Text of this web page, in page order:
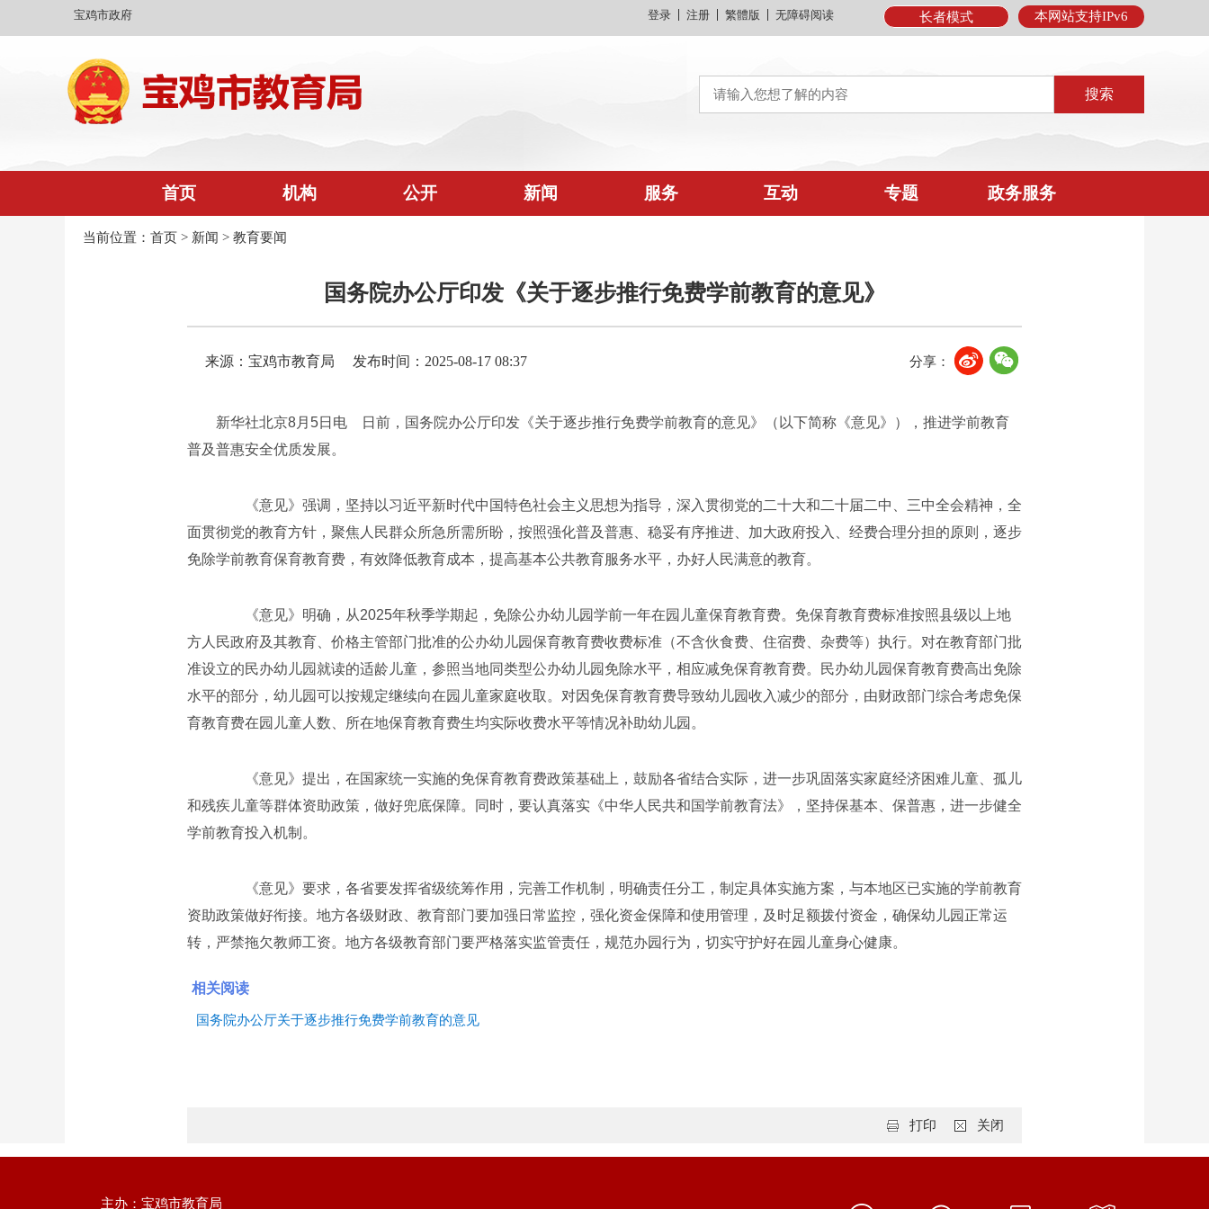
宝鸡市政府 本网站支持IPv6
长者模式
登录 注册 繁體版 无障碍阅读
首页 机构 公开 新闻 服务 互动 专题 政务服务
当前位置： 首页 > 新闻 > 教育要闻
国务院办公厅印发《关于逐步推行免费学前教育的意见》
来源：宝鸡市教育局 发布时间：2025-08-17 08:37 分享：
新华社北京8月5日电 日前，国务院办公厅印发《关于逐步推行免费学前教育的意见》（以下简称《意见》），推进学前教育
普及普惠安全优质发展。
《意见》强调，坚持以习近平新时代中国特色社会主义思想为指导，深入贯彻党的二十大和二十届二中、三中全会精神，全
面贯彻党的教育方针，聚焦人民群众所急所需所盼，按照强化普及普惠、稳妥有序推进、加大政府投入、经费合理分担的原则，逐步
免除学前教育保育教育费，有效降低教育成本，提高基本公共教育服务水平，办好人民满意的教育。
《意见》明确，从2025年秋季学期起，免除公办幼儿园学前一年在园儿童保育教育费。免保育教育费标准按照县级以上地
方人民政府及其教育、价格主管部门批准的公办幼儿园保育教育费收费标准（不含伙食费、住宿费、杂费等）执行。对在教育部门批
准设立的民办幼儿园就读的适龄儿童，参照当地同类型公办幼儿园免除水平，相应减免保育教育费。民办幼儿园保育教育费高出免除
水平的部分，幼儿园可以按规定继续向在园儿童家庭收取。对因免保育教育费导致幼儿园收入减少的部分，由财政部门综合考虑免保
育教育费在园儿童人数、所在地保育教育费生均实际收费水平等情况补助幼儿园。
《意见》提出，在国家统一实施的免保育教育费政策基础上，鼓励各省结合实际，进一步巩固落实家庭经济困难儿童、孤儿
和残疾儿童等群体资助政策，做好兜底保障。同时，要认真落实《中华人民共和国学前教育法》，坚持保基本、保普惠，进一步健全
学前教育投入机制。
《意见》要求，各省要发挥省级统筹作用，完善工作机制，明确责任分工，制定具体实施方案，与本地区已实施的学前教育
资助政策做好衔接。地方各级财政、教育部门要加强日常监控，强化资金保障和使用管理，及时足额拨付资金，确保幼儿园正常运
转，严禁拖欠教师工资。地方各级教育部门要严格落实监管责任，规范办园行为，切实守护好在园儿童身心健康。
相关阅读
国务院办公厅关于逐步推行免费学前教育的意见
关闭
打印
主办：宝鸡市教育局